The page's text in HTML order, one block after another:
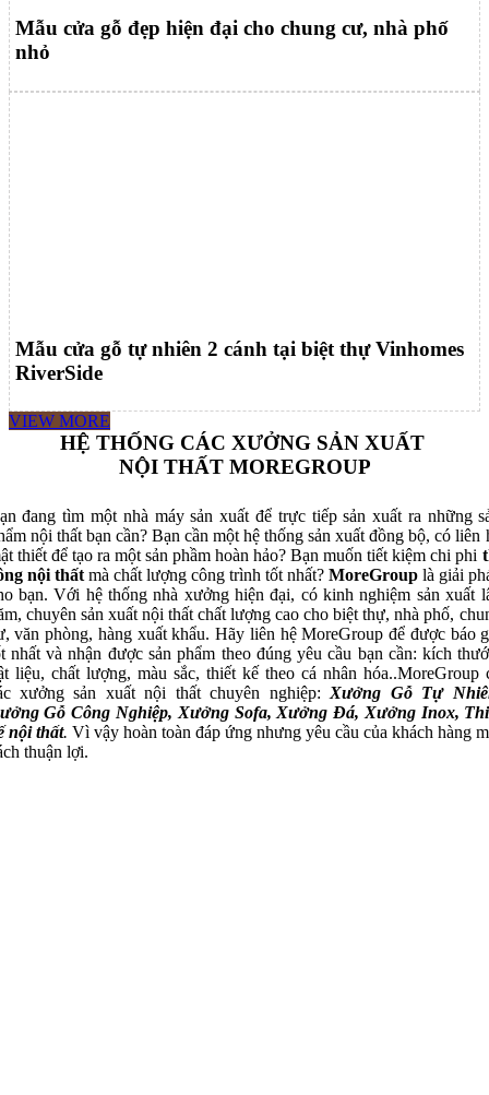
Mẫu cửa gỗ đẹp hiện đại cho chung cư, nhà phố
nhỏ
Mẫu cửa gỗ tự nhiên 2 cánh tại biệt thự Vinhomes
RiverSide
VIEW MORE
HỆ THỐNG CÁC XƯỞNG SẢN XUẤT
NỘI THẤT MOREGROUP
đang tìm một nhà máy sản xuất để trực tiếp sản xuất ra những
nội thất bạn cần? Bạn cần một hệ thống sản xuất đồng bộ, có liên
thiết để tạo ra một sản phầm hoàn hảo? Bạn muốn tiết kiệm chi phi
nội thấtmà chất lượng công trình tốt nhất? MoreGrouplà giải
bạn. Với hệ thống nhà xưởng hiện đại, có kinh nghiệm sản xuất
chuyên sản xuất nội thất chất lượng cao cho biệt thự, nhà phố,
văn phòng, hàng xuất khẩu. Hãy liên hệ MoreGroup để được báo
nhất và nhận được sản phẩm theo đúng yêu cầu bạn cần: kích
liệu, chất lượng, màu sắc, thiết kế theo cá nhân hóa..MoreGroup
xưởng sản xuất nội thất chuyên nghiệp: Xưởng Gỗ Tự
Gỗ Công Nghiệp, Xưởng Sofa, Xưởng Đá, Xưởng Inox,
nội thất. Vì vậy hoàn toàn đáp ứng nhưng yêu cầu của khách hàng
thuận lợi.